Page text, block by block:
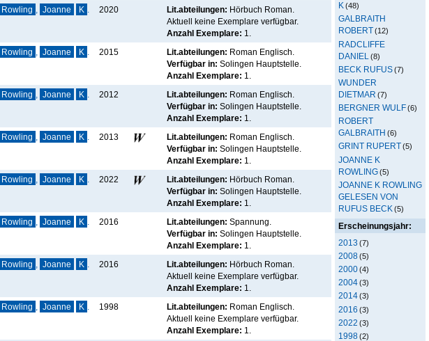
K (48)
GALBRAITH
ROBERT(12)
RADCLIFFE
DANIEL (8)
BECK RUFUS(7)
WUNDER
DIETMAR (7)
BERGNER WULF(6)
ROBERT
GALBRAITH (6)
GRINT RUPERT(5)
JOANNE K
ROWLING(5)
JOANNE K ROWLING
GELESEN VON
RUFUS BECK (5)
Erscheinungsjahr:
2013 (7)
2008(5)
2000(4)
2004(3)
2014(3)
2016 (3)
2022 (3)
1998(2)
Rowling Joanne K 2020 Lit.abteilungen: Hörbuch Roman.
Aktuell keine Exemplare verfügbar.
Anzahl Exemplare: 1.
Rowling Joanne K 2015 Lit.abteilungen: Roman Englisch.
Verfügbar in: Solingen Hauptstelle
Anzahl Exemplare: 1.
Rowling Joanne K 2012 Lit.abteilungen: Roman Englisch.
Verfügbar in: Solingen Hauptstelle
Anzahl Exemplare: 1.
Rowling Joanne K 2013 Lit.abteilungen: Roman Englisch.
Verfügbar in: Solingen Hauptstelle
Anzahl Exemplare: 1.
Rowling Joanne K 2022 Lit.abteilungen: Hörbuch Roman.
Verfügbar in: Solingen Hauptstelle
Anzahl Exemplare: 1.
Rowling Joanne K 2016 Lit.abteilungen: Spannung.
Verfügbar in: Solingen Hauptstelle
Anzahl Exemplare: 1.
Rowling Joanne K 2016 Lit.abteilungen: Hörbuch Roman.
Aktuell keine Exemplare verfügbar.
Anzahl Exemplare: 1.
Rowling Joanne K 1998 Lit.abteilungen: Roman Englisch.
Aktuell keine Exemplare verfügbar.
Anzahl Exemplare: 1.